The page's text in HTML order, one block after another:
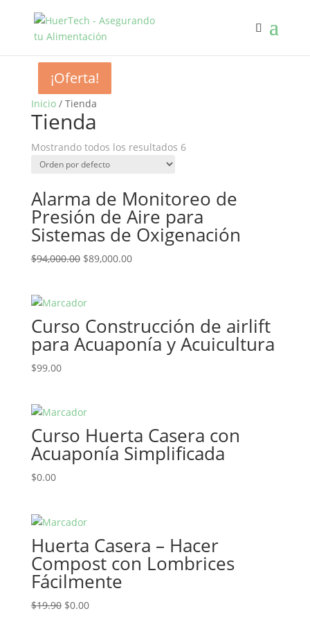
Inicio/ Tienda
Tienda
Mostrando todos los resultados 6
¡Oferta!
Alarma de Monitoreo de
Presión de Aire para
Sistemas de Oxigenación
$94,000.00 $89,000.00
Curso Construcción de airlift
para Acuaponía y Acuicultura
$99.00
Curso Huerta Casera con
Acuaponía Simplificada
$0.00
¡Oferta!
Huerta Casera – Hacer
Compost con Lombrices
Fácilmente
$19.90 $0.00
¡Oferta!